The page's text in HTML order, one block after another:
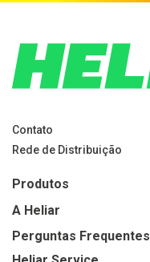
Contato
Rede de Distribuição
Produtos
A Heliar
Perguntas Frequentes